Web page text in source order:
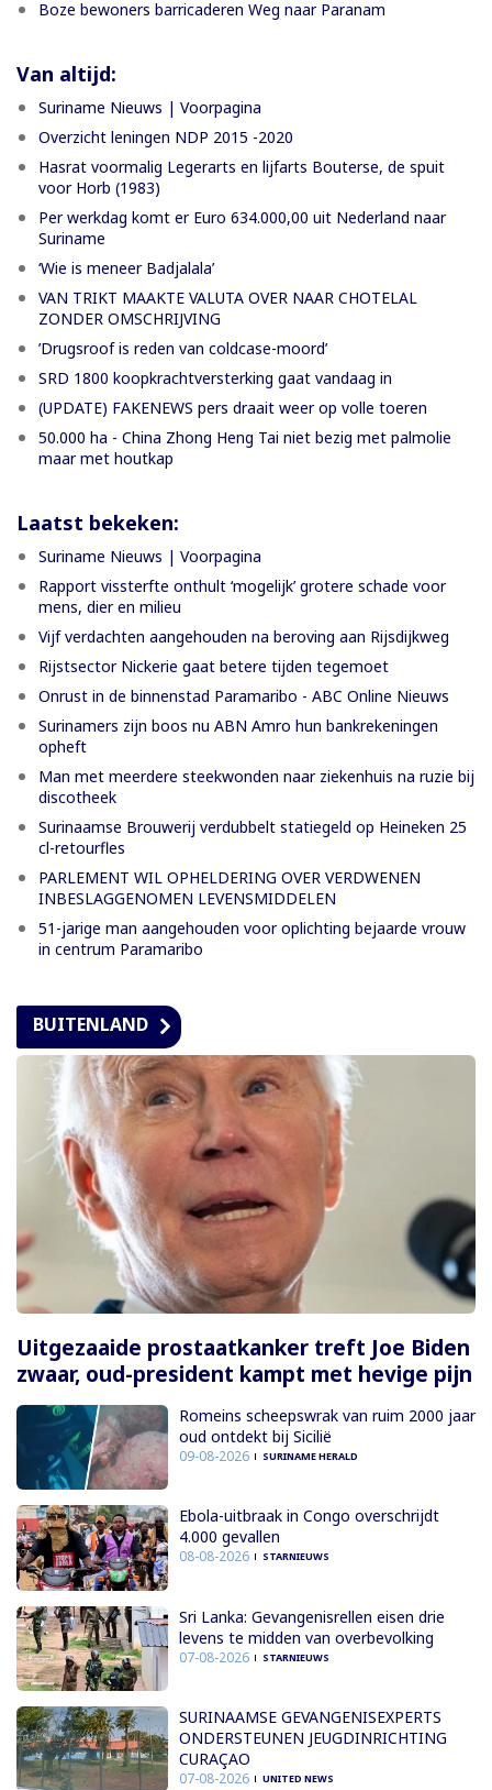
Boze bewoners barricaderen Weg naar Paranam
Van altijd:
Suriname Nieuws | Voorpagina
Overzicht leningen NDP 2015 -2020
Hasrat voormalig Legerarts en lijfarts Bouterse, de spuit
voor Horb (1983)
Per werkdag komt er Euro 634.000,00 uit Nederland naar
Suriname
‘Wie is meneer Badjalala’
VAN TRIKT MAAKTE VALUTA OVER NAAR CHOTELAL
ZONDER OMSCHRIJVING
’Drugsroof is reden van coldcase-moord’
SRD 1800 koopkrachtversterking gaat vandaag in
(UPDATE) FAKENEWS pers draait weer op volle toeren
50.000 ha - China Zhong Heng Tai niet bezig met palmolie
maar met houtkap
Laatst bekeken:
Suriname Nieuws | Voorpagina
Rapport vissterfte onthult ‘mogelijk’ grotere schade voor
mens, dier en milieu
Vijf verdachten aangehouden na beroving aan Rijsdijkweg
Rijstsector Nickerie gaat betere tijden tegemoet
Onrust in de binnenstad Paramaribo - ABC Online Nieuws
Surinamers zijn boos nu ABN Amro hun bankrekeningen
opheft
Man met meerdere steekwonden naar ziekenhuis na ruzie bij
discotheek
Surinaamse Brouwerij verdubbelt statiegeld op Heineken 25
cl-retourfles
PARLEMENT WIL OPHELDERING OVER VERDWENEN
INBESLAGGENOMEN LEVENSMIDDELEN
51-jarige man aangehouden voor oplichting bejaarde vrouw
in centrum Paramaribo
BUITENLAND
Uitgezaaide prostaatkanker treft Joe Biden
zwaar, oud-president kampt met hevige pijn
Romeins scheepswrak van ruim 2000 jaar
oud ontdekt bij Sicilië
09-08-2026 SURINAME HERALD
Ebola-uitbraak in Congo overschrijdt
4.000 gevallen
08-08-2026 STARNIEUWS
Sri Lanka: Gevangenisrellen eisen drie
levens te midden van overbevolking
07-08-2026 STARNIEUWS
SURINAAMSE GEVANGENISEXPERTS
ONDERSTEUNEN JEUGDINRICHTING
CURAÇAO
07-08-2026 UNITED NEWS